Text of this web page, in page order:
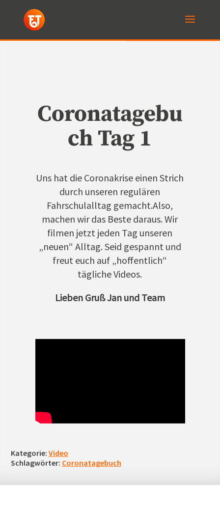
Coronatagebu
ch Tag 1
Uns hat die Coronakrise einen Strich
durch unseren regulären
Fahrschulalltag gemacht.Also,
machen wir das Beste daraus. Wir
filmen jetzt jeden Tag unseren
„neuen“ Alltag. Seid gespannt und
freut euch auf „hoffentlich“
tägliche Videos.
Lieben Gruß Jan und Team
Kategorie: Video
Schlagwörter: Coronatagebuch